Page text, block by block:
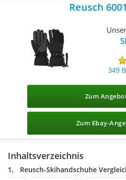
Reusch
349
Zum
Zum Ebay-
Inhaltsverzeichnis
Reusch-Skihandschuhe